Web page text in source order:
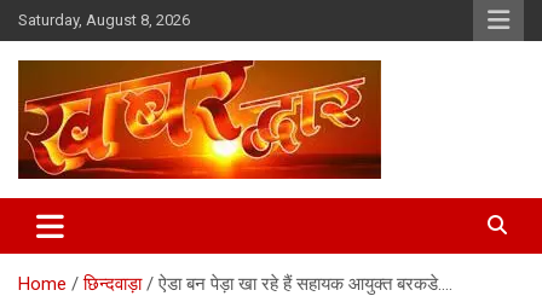
Skip
to
content
Saturday, August 8, 2026
Khabar Dwar
Home छिन्दवाड़ा ऐडा बन पेड़ा खा रहे हैं सहायक आयुक्त बरकडे….